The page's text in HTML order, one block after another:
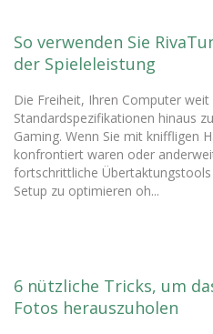
So verwenden Sie
der Spieleleistung
Die Freiheit, Ihren Computer weit
Standardspezifikationen hinaus
Gaming. Wenn Sie mit kniffligen
konfrontiert waren oder
fortschrittliche
Setup zu optimieren oh...
6 nützliche Tricks, um
Fotos herauszuholen